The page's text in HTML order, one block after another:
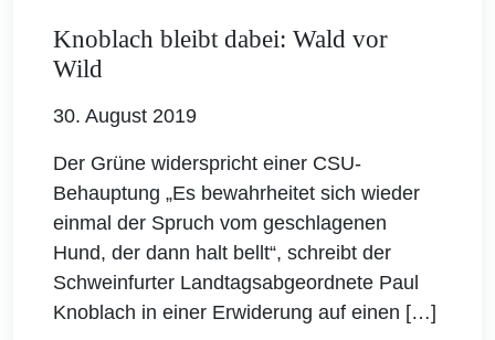
Knoblach bleibt dabei: Wald vor
Wild
30. August 2019
Der Grüne widerspricht einer CSU-
Behauptung „Es bewahrheitet sich wieder
einmal der Spruch vom geschlagenen
Hund, der dann halt bellt“, schreibt der
Schweinfurter Landtagsabgeordnete Paul
Knoblach in einer Erwiderung auf einen […]